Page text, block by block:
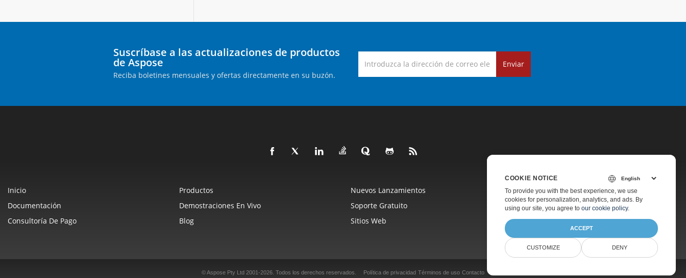
Suscríbase a las actualizaciones de productos
de Aspose
Reciba boletines mensuales y ofertas directamente en su buzón.
Enviar
Inicio Productos Nuevos Lanzamientos
Precios
Documentación
Demostraciones En Vivo Soporte Gratuito
Soporte De Pago
Consultoría De Pago
Blog Sitios Web Acerca De
© Aspose Pty Ltd 2001-2026. Todos los derechos reservados. Política de privacidad Términos de uso Contacto
COOKIE NOTICE
To provide you with the best experience, we use
cookies for personalization, analytics, and ads. By
using our site, you agree to our cookie policy.
ACCEPT
CUSTOMIZE DENY